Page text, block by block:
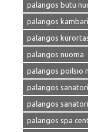
palangos butu
palangos
palangos
palangos nuoma
palangos poilsio
palangos
palangos
palangos spa